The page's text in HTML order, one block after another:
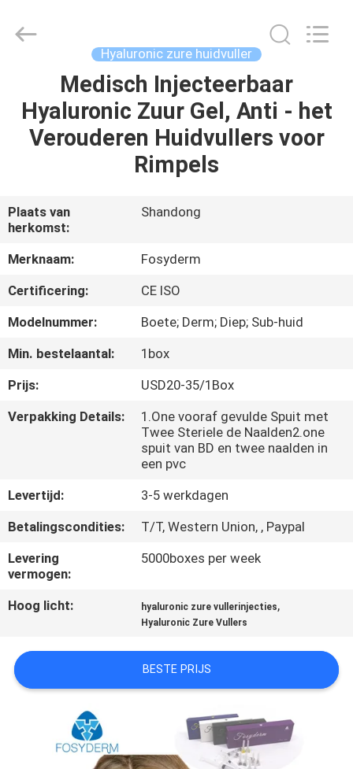
PRODUCTEN
ONS
FABRIEKSTOCHT
KWALITEITSCONTROLE
NEEM
CONTACT
MET
NIEUWS
GEVALLEN
VRAAG
EEN
OFFERTE
SHOPPING
ONLINE
Trading
Hyaluronic zure huidvuller
Medisch Injecteerbaar
Hyaluronic Zuur Gel, Anti - het
Verouderen Huidvullers voor
Rimpels
Plaats van
herkomst:
Shandong
Merknaam:
Fosyderm
Certificering:
CE ISO
Modelnummer:
Boete; Derm; Diep; Sub-huid
Min. bestelaantal:
1box
Prijs:
USD20-35/1Box
Verpakking Details:
1.One vooraf gevulde Spuit met
Twee Steriele de Naalden2.one
spuit van BD en twee naalden in
een pvc
Levertijd:
3-5 werkdagen
Betalingscondities:
T/T, Western Union, , Paypal
Levering
vermogen:
5000boxes per week
Hoog licht: hyaluronic zure vullerinjecties,
Hyaluronic Zure Vullers
BESTE PRIJS